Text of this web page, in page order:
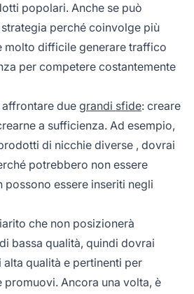
popolari. Anche se può
perché coinvolge più
molto difficile generare traffico
per competere costantemente
due grandi sfide: creare
a sufficienza. Ad esempio,
di nicchie diverse , dovrai
potrebbero non essere
essere inseriti negli
che non posizionerà
bassa qualità, quindi dovrai
qualità e pertinenti per
Ancora una volta, è